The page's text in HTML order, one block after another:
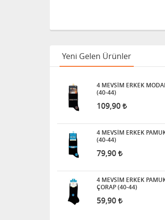
Yeni Gelen Ürünler
4 MEVSİM ERKEK
(40-44)
109,90
4 MEVSİM ERKEK
(40-44)
79,90
4 MEVSİM ERKEK
ÇORAP (40-44)
59,90